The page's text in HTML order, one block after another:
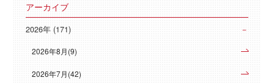
アーカイブ
2026年 (171)
2026年8月(9)
2026年7月(42)